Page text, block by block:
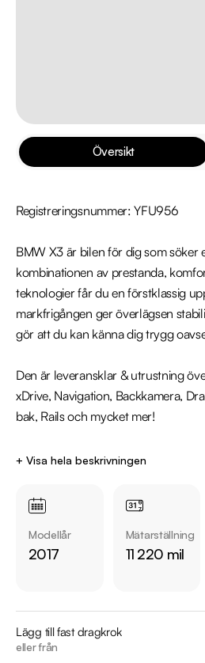
Översikt
Registreringsnummer: YFU956
BMW X3 är bilen för dig som
kombinationen av prestanda,
teknologier får du en förstklassig
markfrigången ger överlägsen
gör att du kan känna dig trygg
Den är leveransklar & utrustning
xDrive, Navigation, Backkamera,
bak, Rails och mycket mer!
Jämför denna bil med någon av
Övrig information om bilen:
Årsskatt på endast 2406kr
Vid landsvägskörning är
Denna bil kan köpas med 12-48 mån
+ Visa hela beskrivningen
Modellår
2017
Mätarställning
11 220 mil
Lägg till fast dragkrok
eller från